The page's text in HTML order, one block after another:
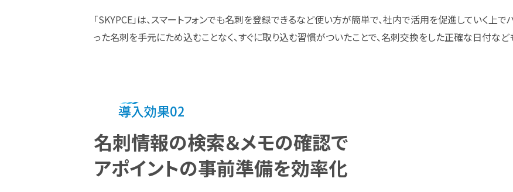
「SKYPCE」は、スマートフォンでも名刺を登録できるなど使い方が簡単で、社内で活用を促進していく上で
った名刺を手元にため込むことなく、すぐに取り込む習慣がついたことで、名刺交換をした正確な日付など
導入効果02
名刺情報の検索＆メモの確認で
アポイントの事前準備を効率化